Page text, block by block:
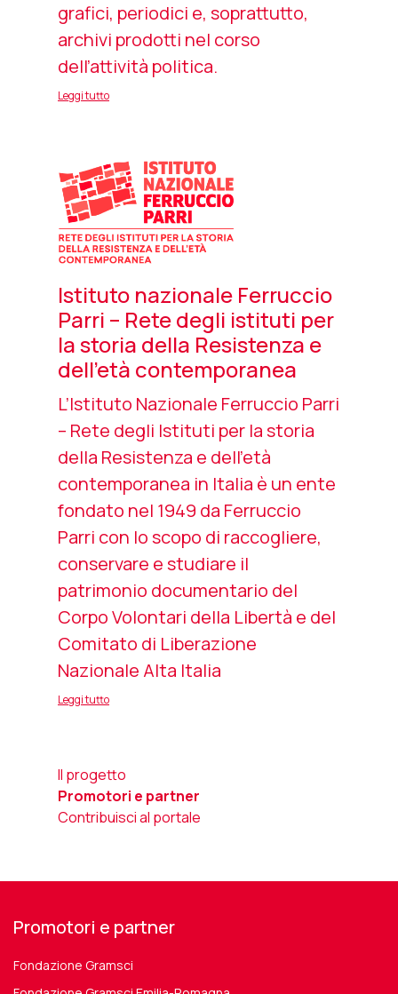
grafici, periodici e, soprattutto,
archivi prodotti nel corso
dell’attività politica.
Leggi tutto
Istituto nazionale Ferruccio
Parri – Rete degli istituti per
la storia della Resistenza e
dell’età contemporanea
L’Istituto Nazionale Ferruccio Parri
– Rete degli Istituti per la storia
della Resistenza e dell’età
contemporanea in Italia è un ente
fondato nel 1949 da Ferruccio
Parri con lo scopo di raccogliere,
conservare e studiare il
patrimonio documentario del
Corpo Volontari della Libertà e del
Comitato di Liberazione
Nazionale Alta Italia
Leggi tutto
Il progetto
Promotori e partner
Contribuisci al portale
Promotori e partner
Fondazione Gramsci